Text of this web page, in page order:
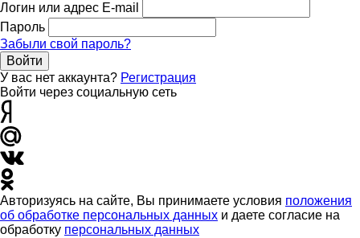
Логин или адрес E-mail
Пароль
Забыли свой пароль?
Войти
У вас нет аккаунта? Регистрация
Войти через социальную сеть
Авторизуясь на сайте, Вы принимаете условия положения
об обработке персональных данных и даете согласие на
обработку персональных данных